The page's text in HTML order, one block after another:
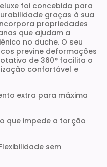
foi concebida para
graças à sua
propriedades
que ajudam a
no duche. O seu
previne deformações
de 360° facilita o
confortável e
extra para máxima
que impede a torção
Flexibilidade sem